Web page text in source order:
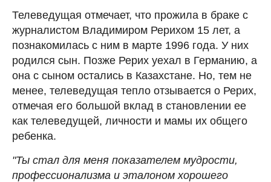
Телеведущая отмечает, что прожила в браке с
журналистом Владимиром Рерихом 15 лет, а
познакомилась с ним в марте 1996 года. У них
родился сын. Позже Рерих уехал в Германию, а
она с сыном остались в Казахстане. Но, тем не
менее, телеведущая тепло отзывается о Рерих,
отмечая его большой вклад в становлении ее
как телеведущей, личности и мамы их общего
ребенка.
"Ты стал для меня показателем мудрости,
профессионализма и эталоном хорошего